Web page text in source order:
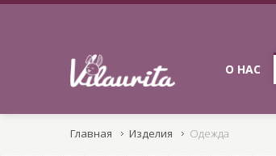
О НАС
Главная Изделия Одежда